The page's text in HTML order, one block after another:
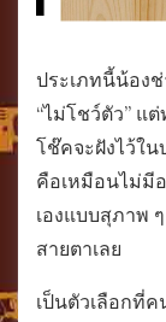
ประเภทนี้น้อง
“ไม่โชว์ตัว” แ
โช๊คจะฝังไว้ใ
คือเหมือนไม่มี
เองแบบสุภาพ
สายตาเลย
เป็นตัวเลือกที่